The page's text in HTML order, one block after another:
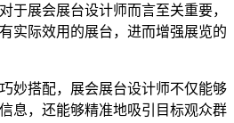
于展会展台设计师而言至关重要，
实际效用的展台，进而增强展览的
妙搭配，展会展台设计师不仅能够
息，还能够精准地吸引目标观众群